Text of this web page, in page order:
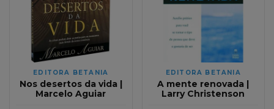
EDITORA BETANIA
Nos desertos da vida |
Marcelo Aguiar
EDITORA BETANIA
A mente renovada |
Larry Christenson